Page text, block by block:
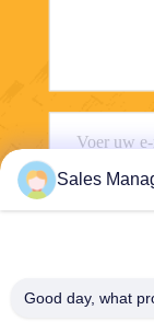
Sales
Good day, what